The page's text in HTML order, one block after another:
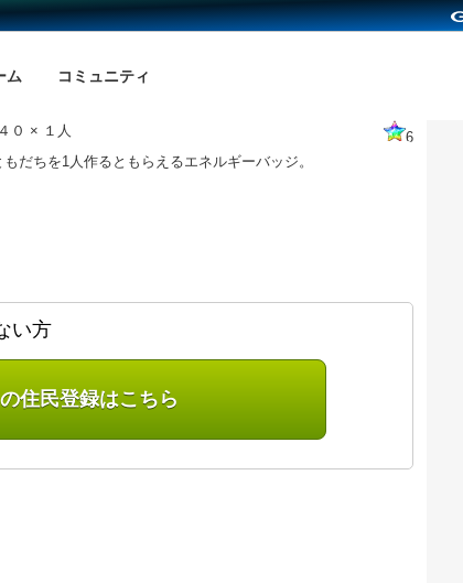
ム コミュニティ
０ × １人
6
だちを1人作るともらえるエネルギーバッジ。
い方
住民登録はこちら